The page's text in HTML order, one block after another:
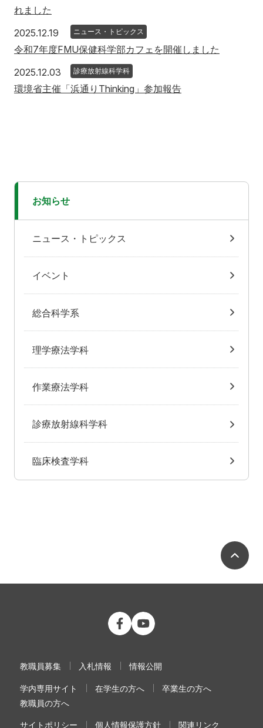
れました
2025.12.19 2025年12月19日
ニュース・トピックス
令和7年度FMU保健科学部カフェを開催しました
2025.12.03 2025年12月3日
診療放射線科学科
環境省主催「浜通りThinking」参加報告
お知らせ
ニュース・トピックス
イベント
総合科学系
理学療法学科
作業療法学科
診療放射線科学科
臨床検査学科
公立大学法人 福島県立医科大学
教職員募集 入札情報 情報公開
学内専用サイト 在学生の方へ
卒業生の方へ
教職員の方へ
サイトポリシー 個人情報保護方針 関連リンク